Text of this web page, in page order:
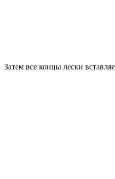
Затем все концы лески